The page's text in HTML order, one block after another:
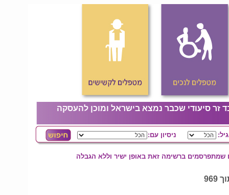
זר סיעודי שכבר נמצא בישראל ומוכן להעסקה
גיל: ניסיון עם:
שמתפרסמים ברשימה זאת באופן ישיר וללא הגבלה